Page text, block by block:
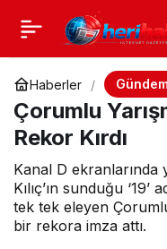
Haberler
Çorumlu
Rekor Kırdı
Kanal D ekranlarında
Kılıç’ın sunduğu
tek tek eleyen
bir rekora imza attı.